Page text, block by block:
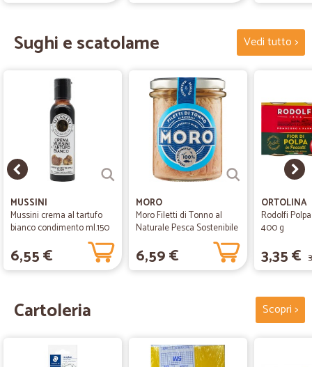
Sughi e scatolame Vedi tutto >
MUSSINI
Mussini crema al tartufo
bianco condimento ml.150
6,55 €
MORO
Moro Filetti di Tonno al
Naturale Pesca Sostenibile
6,59 €
ORTOLINA
Rodolfi
400 g
3,35 €
Cartoleria Scopri >